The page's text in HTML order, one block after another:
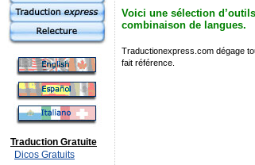
Traduction Gratuite
Dicos Gratuits
Voici une sélection
combinaison de langues.
Traductionexpress.com dégage
fait référence.